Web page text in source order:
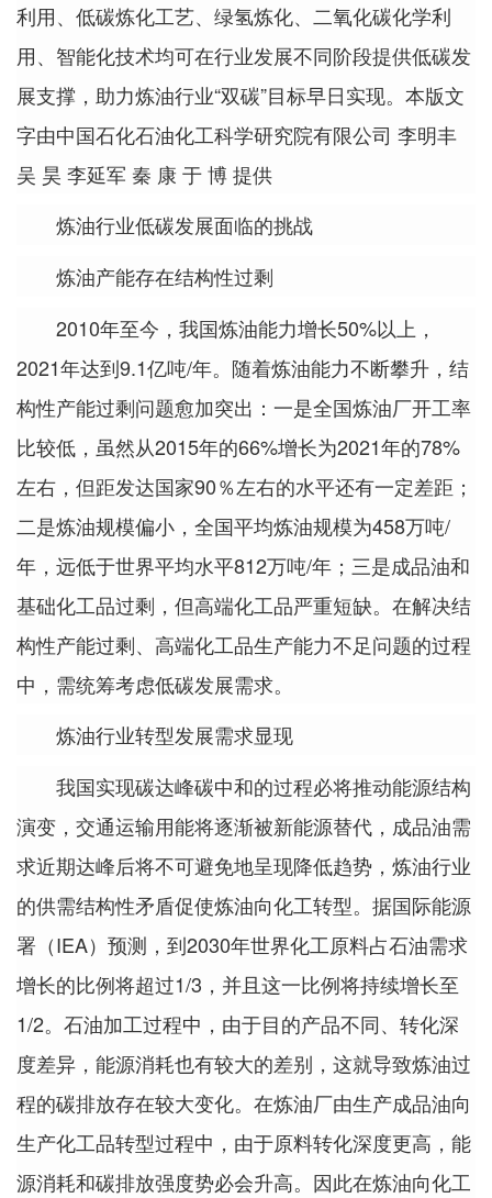
利用、低碳炼化工艺、绿氢炼化、二氧化碳化学利
用、智能化技术均可在行业发展不同阶段提供低碳发
展支撑，助力炼油行业“双碳”目标早日实现。本版文
字由中国石化石油化工科学研究院有限公司 李明丰
吴 昊 李延军 秦 康 于 博 提供
炼油行业低碳发展面临的挑战
炼油产能存在结构性过剩
2010年至今，我国炼油能力增长50%以上，
2021年达到9.1亿吨/年。随着炼油能力不断攀升，结
构性产能过剩问题愈加突出：一是全国炼油厂开工率
比较低，虽然从2015年的66%增长为2021年的78%
左右，但距发达国家90％左右的水平还有一定差距；
二是炼油规模偏小，全国平均炼油规模为458万吨/
年，远低于世界平均水平812万吨/年；三是成品油和
基础化工品过剩，但高端化工品严重短缺。在解决结
构性产能过剩、高端化工品生产能力不足问题的过程
中，需统筹考虑低碳发展需求。
炼油行业转型发展需求显现
我国实现碳达峰碳中和的过程必将推动能源结构
演变，交通运输用能将逐渐被新能源替代，成品油需
求近期达峰后将不可避免地呈现降低趋势，炼油行业
的供需结构性矛盾促使炼油向化工转型。据国际能源
署（IEA）预测，到2030年世界化工原料占石油需求
增长的比例将超过1/3，并且这一比例将持续增长至
1/2。石油加工过程中，由于目的产品不同、转化深
度差异，能源消耗也有较大的差别，这就导致炼油过
程的碳排放存在较大变化。在炼油厂由生产成品油向
生产化工品转型过程中，由于原料转化深度更高，能
源消耗和碳排放强度势必会升高。因此在炼油向化工